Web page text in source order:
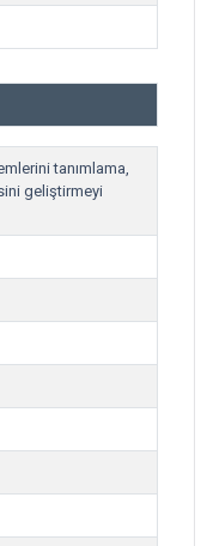
tanımlama,
geliştirmeyi